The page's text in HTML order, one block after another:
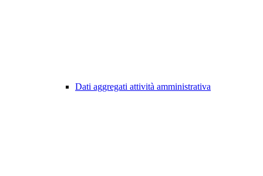
Dati aggregati attività amministrativa